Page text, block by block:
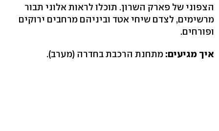
הצפוני של פארק השרון. תוכלו לראות אלוני תבור
מרשימים, לצדם שיחי אטד וביניהם מרחבים ירוקים
ופורחים.
איך מגיעים: מתחנת הרכבת בחדרה (מערב).